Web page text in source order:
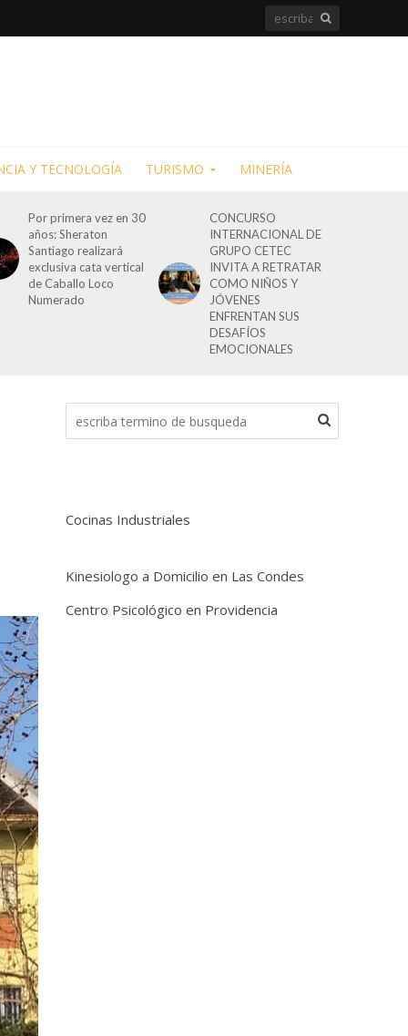
Y TECNOLOGÍA TURISMO MINERÍA
Por primera vez en 30
años: Sheraton
Santiago realizará
exclusiva cata vertical
de Caballo Loco
Numerado
CONCURSO
INTERNACIONAL DE
GRUPO CETEC
INVITA A RETRATAR
COMO NIÑOS Y
JÓVENES
ENFRENTAN SUS
DESAFÍOS
EMOCIONALES
Cocinas Industriales
Kinesiologo a Domicilio en Las Condes
Centro Psicológico en Providencia